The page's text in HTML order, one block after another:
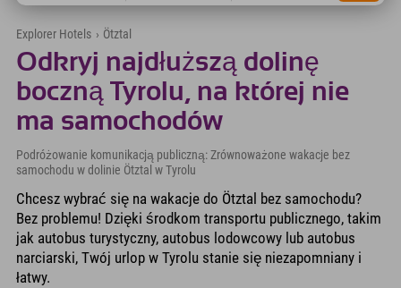
Explorer Hotels › Ötztal
Odkryj najdłuższą dolinę
boczną Tyrolu, na której nie
ma samochodów
Podróżowanie komunikacją publiczną: Zrównoważone wakacje bez
samochodu w dolinie Ötztal w Tyrolu
Chcesz wybrać się na wakacje do Ötztal bez samochodu?
Bez problemu! Dzięki środkom transportu publicznego, takim
jak autobus turystyczny, autobus lodowcowy lub autobus
narciarski, Twój urlop w Tyrolu stanie się niezapomniany i
łatwy.